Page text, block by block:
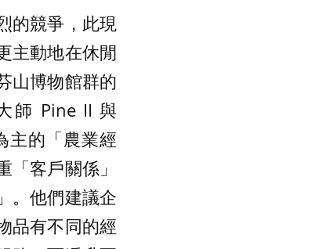
的競爭，此現
主動地在休閒
山博物館群的
師 Pine II 與
主的「農業經
客戶關係」
。他們建議企
品有不同的經